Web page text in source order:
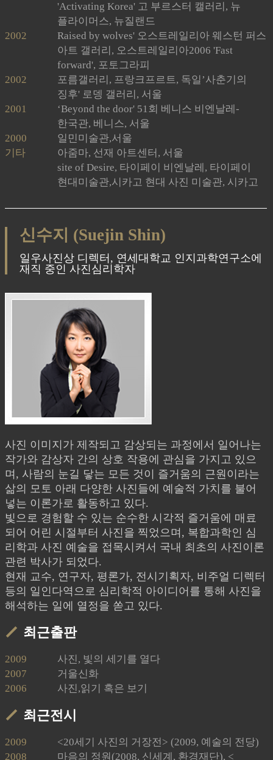
'Activating Korea' 고 부르스터 캘러리, 뉴
플라이머스, 뉴질랜드
2002
Raised by wolves' 오스트레일리아 웨스턴 퍼스
아트 갤러리, 오스트레일리아2006 'Fast
forward', 포토그라피
2002
포름갤러리, 프랑크프르트, 독일’사춘기의
징후' 로뎅 갤러리, 서울
2001
‘Beyond the door' 51회 베니스 비엔날레-
한국관, 베니스, 서울
2000
일민미술관,서울
기타
아줌마, 선재 아트센터, 서울
site of Desire, 타이페이 비엔날레, 타이페이
현대미술관,시카고 현대 사진 미술관, 시카고
신수지 (Suejin Shin)
일우사진상 디렉터, 연세대학교 인지과학연구소에
재직 중인 사진심리학자
사진 이미지가 제작되고 감상되는 과정에서 일어나는
작가와 감상자 간의 상호 작용에 관심을 가지고 있으
며, 사람의 눈길 닿는 모든 것이 즐거움의 근원이라는
삶의 모토 아래 다양한 사진들에 예술적 가치를 불어
넣는 이론가로 활동하고 있다.
빛으로 경험할 수 있는 순수한 시각적 즐거움에 매료
되어 어린 시절부터 사진을 찍었으며, 복합과학인 심
리학과 사진 예술을 접목시켜서 국내 최초의 사진이론
관련 박사가 되었다.
현재 교수, 연구자, 평론가, 전시기획자, 비주얼 디렉터
등의 일인다역으로 심리학적 아이디어를 통해 사진을
해석하는 일에 열정을 쏟고 있다.
최근출판
2009
사진, 빛의 세기를 열다
2007
거울신화
2006
사진,읽기 혹은 보기
최근전시
2009
<20세기 사진의 거장전> (2009, 예술의 전당)
2008
마음의 정원(2008, 신세계, 환경재단), <